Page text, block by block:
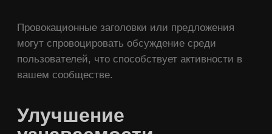
Провокационные заголовки или предложения
могут спровоцировать обсуждение среди
пользователей, что способствует активности в
вашем сообществе.
Улучшение